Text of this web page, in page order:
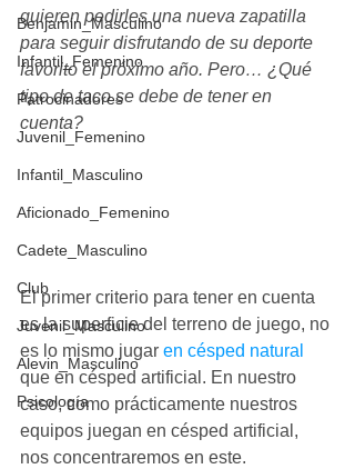
Benjamin_Masculino
Infantil_Femenino
Patrocinadores
Juvenil_Femenino
Infantil_Masculino
Aficionado_Femenino
Cadete_Masculino
Club
Juvenil_Masculino
Alevin_Masculino
Psicología
quieren pedirles una nueva zapatilla
para seguir disfrutando de su deporte
favorito el próximo año. Pero… ¿Qué
tipo de taco se debe de tener en
cuenta?
El primer criterio para tener en cuenta
es la superficie del terreno de juego, no
es lo mismo jugar en césped natural
que en césped artificial. En nuestro
caso, como prácticamente nuestros
equipos juegan en césped artificial,
nos concentraremos en este.